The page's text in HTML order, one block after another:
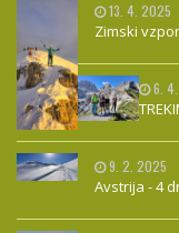
13. 4. 2025
Zimski
6.
9. 2. 2025
Avstrija - 4